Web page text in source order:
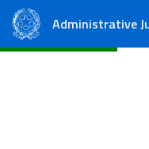
Administrative